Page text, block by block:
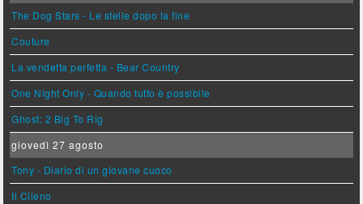
The Dog Stars - Le stelle dopo la fine
Couture
La vendetta perfetta - Bear Country
One Night Only - Quando tutto è possibile
Ghost: 2 Big To Rig
giovedì 27 agosto
Tony - Diario di un giovane cuoco
Il Cileno